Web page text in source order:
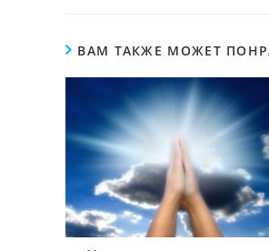
ВАМ ТАКЖЕ МОЖЕТ